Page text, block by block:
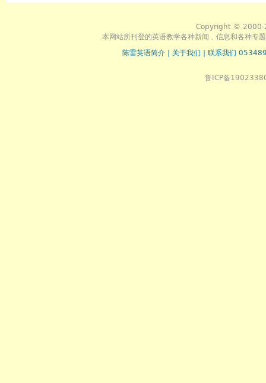
Copyright © 2000-
本网站所刊登的英语教学各种新闻﹑信息和各种专
陈雷英语简介
关于我们 联系我们
鲁ICP备